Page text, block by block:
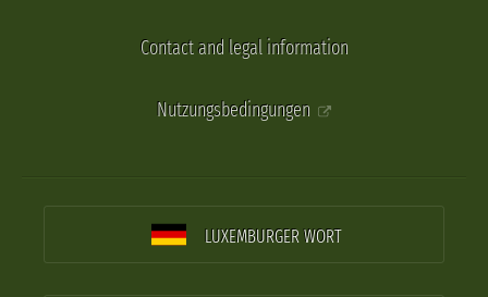
Contact and legal information
Nutzungsbedingungen
LUXEMBURGER WORT